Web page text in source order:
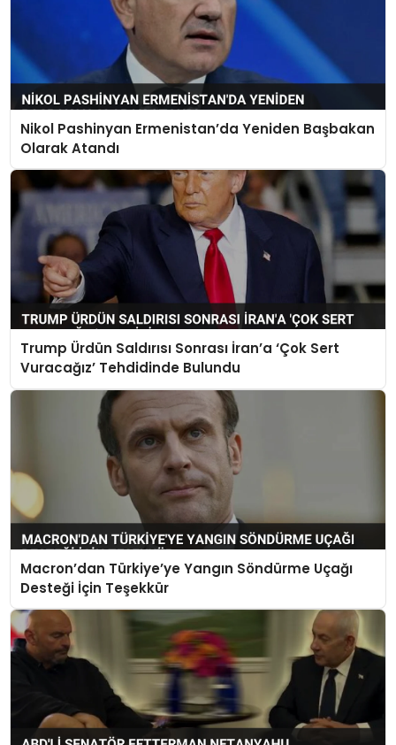
Nikol Pashinyan Ermenistan’da Yeniden Başbakan
Olarak Atandı
Trump Ürdün Saldırısı Sonrası İran’a ‘Çok Sert
Vuracağız’ Tehdidinde Bulundu
Macron’dan Türkiye’ye Yangın Söndürme Uçağı
Desteği İçin Teşekkür